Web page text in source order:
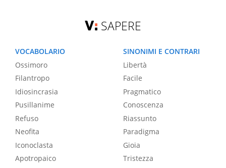
SAPERE
VOCABOLARIO
Ossimoro
Filantropo
Idiosincrasia
Pusillanime
Refuso
Neofita
Iconoclasta
Apotropaico
SINONIMI E CONTRARI
Libertà
Facile
Pragmatico
Conoscenza
Riassunto
Paradigma
Gioia
Tristezza